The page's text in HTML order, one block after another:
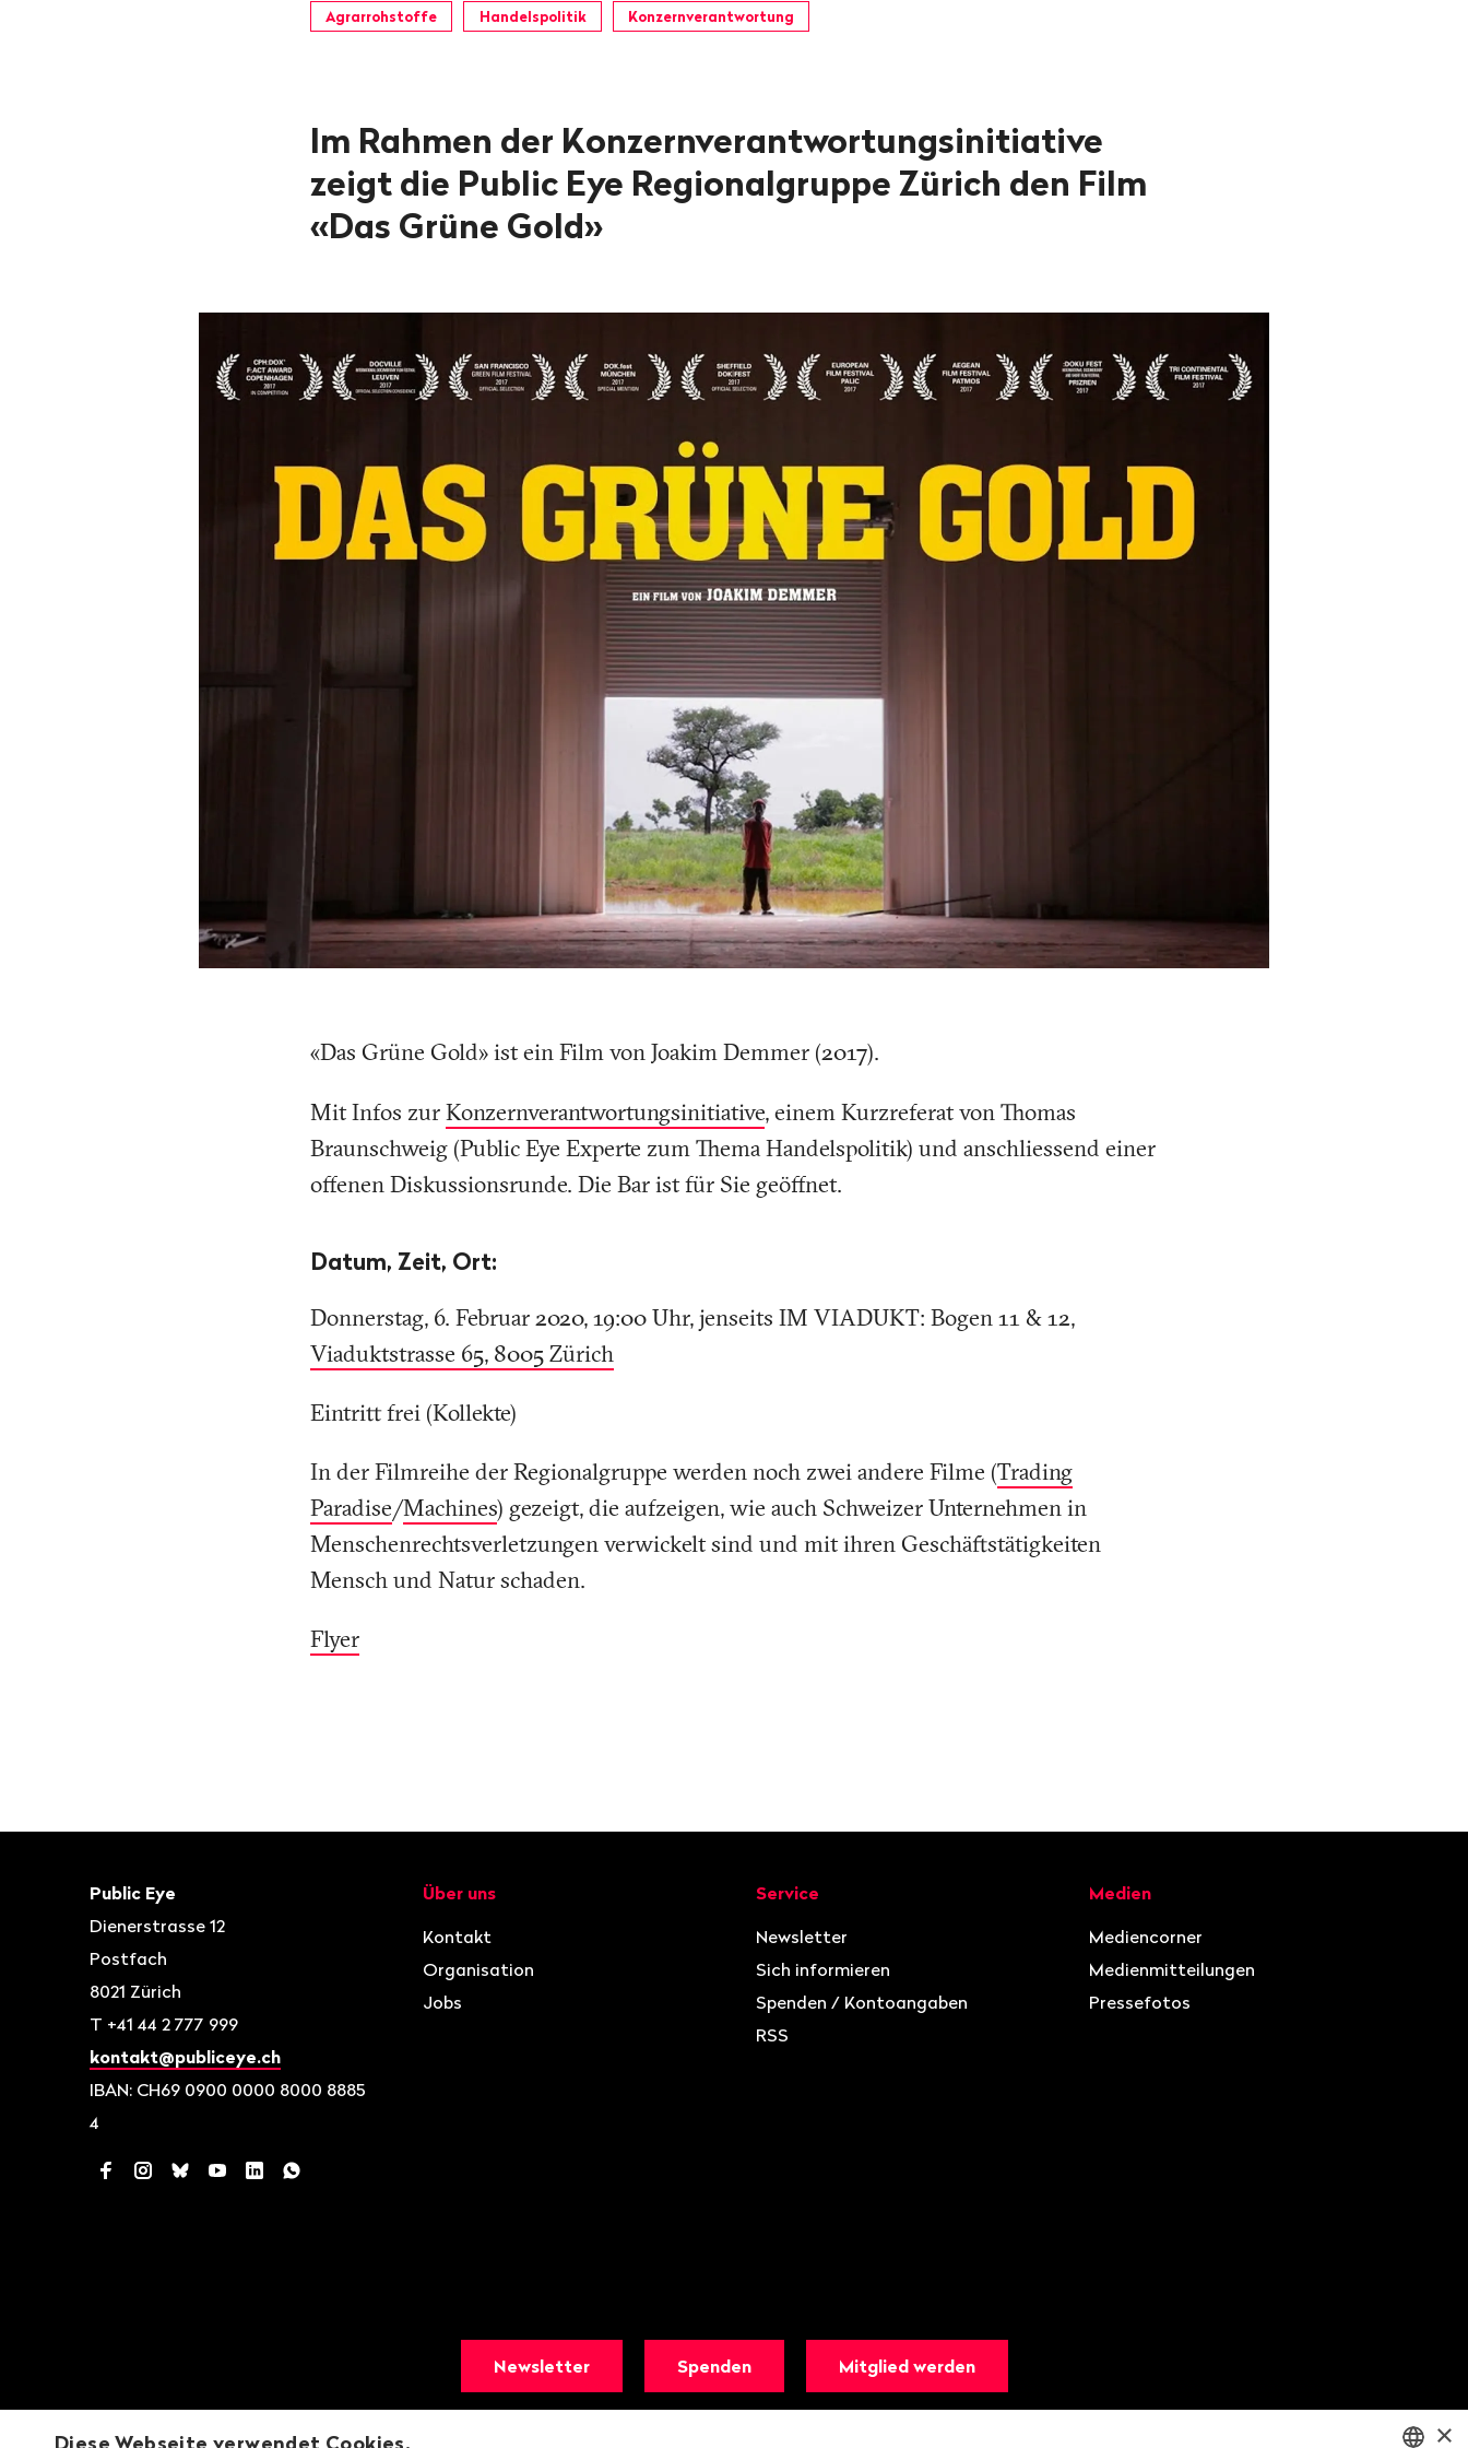
Agrarrohstoffe Handelspolitik Konzernverantwortung
Im Rahmen der Konzernverantwortungsinitiative
zeigt die Public Eye Regionalgruppe Zürich den Film
«Das Grüne Gold»
«Das Grüne Gold» ist ein Film von Joakim Demmer (2017).
Mit Infos zurKonzernverantwortungsinitiative, einem Kurzreferat von Thomas
Braunschweig (Public Eye Experte zum Thema Handelspolitik) und anschliessend einer
offenen Diskussionsrunde. Die Bar ist für Sie geöffnet.
Datum, Zeit, Ort:
Donnerstag, 6. Februar 2020, 19:00 Uhr, jenseits IM VIADUKT: Bogen 11 & 12,
Viaduktstrasse 65, 8005 Zürich
Eintritt frei (Kollekte)
In der Filmreihe der Regionalgruppe werden noch zwei andere Filme (Trading
Paradise/Machines) gezeigt, die aufzeigen, wie auch Schweizer Unternehmen in
Menschenrechtsverletzungen verwickelt sind und mit ihren Geschäftstätigkeiten
Mensch und Natur schaden.
Flyer
Kontakt
Public Eye
Dienerstrasse 12
Postfach
8021 Zürich
T +41 44 2 777 999
kontakt@publiceye.ch
IBAN: CH69 0900 0000 8000 8885
4
FacebookInstagram
BlueskyYouTubeLinkedInWhatsApp
Navigation
Über uns
Kontakt
Organisation
Jobs
Service
Newsletter
Sich informieren
Spenden / Kontoangaben
RSS
Medien
Mediencorner
Medienmitteilungen
Pressefotos
Newsletter Spenden Mitglied werden
×